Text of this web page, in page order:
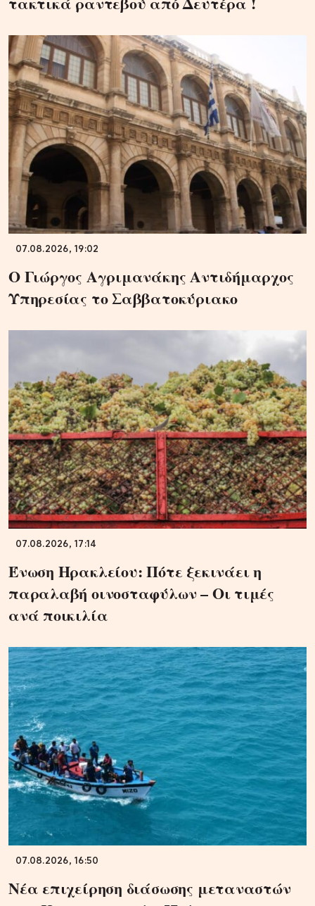
07.08.2026, 19:02
Ο Γιώργος Αγριμανάκης Αντιδήμαρχος
Υπηρεσίας το Σαββατοκύριακο
07.08.2026, 17:14
Ένωση Ηρακλείου: Πότε ξεκινάει η
παραλαβή οινοσταφύλων – Οι τιμές
ανά ποικιλία
07.08.2026, 16:50
Νέα επιχείρηση διάσωσης μεταναστών